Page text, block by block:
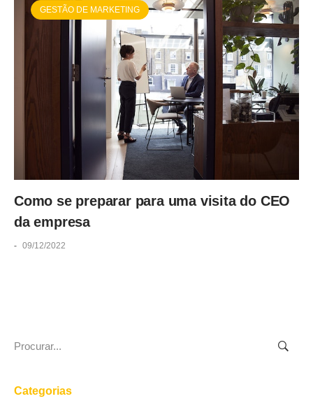
GESTÃO DE MARKETING
Como se preparar para uma visita do CEO
da empresa
- 09/12/2022
for:
Categorias